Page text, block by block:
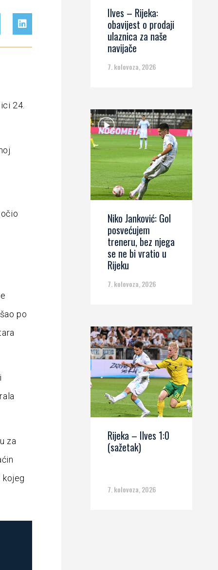
24.
po
za
kojeg
Ilves – Rijeka:
obavijest o prodaji
ulaznica za naše
navijače
7. kolovoza, 2026
Niko Janković: Gol
posvećujem
treneru, bez njega
se ne bi vratio u
Rijeku
7. kolovoza, 2026
Rijeka – Ilves 1:0
(sažetak)
7. kolovoza, 2026